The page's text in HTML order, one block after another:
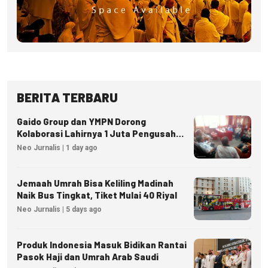
BERITA TERBARU
Gaido Group dan YMPN Dorong
Kolaborasi Lahirnya 1 Juta Pengusaha
Ekonomi Syariah
Neo Jurnalis | 1 day ago
Jemaah Umrah Bisa Keliling Madinah
Naik Bus Tingkat, Tiket Mulai 40 Riyal
Neo Jurnalis | 5 days ago
Produk Indonesia Masuk Bidikan Rantai
Pasok Haji dan Umrah Arab Saudi